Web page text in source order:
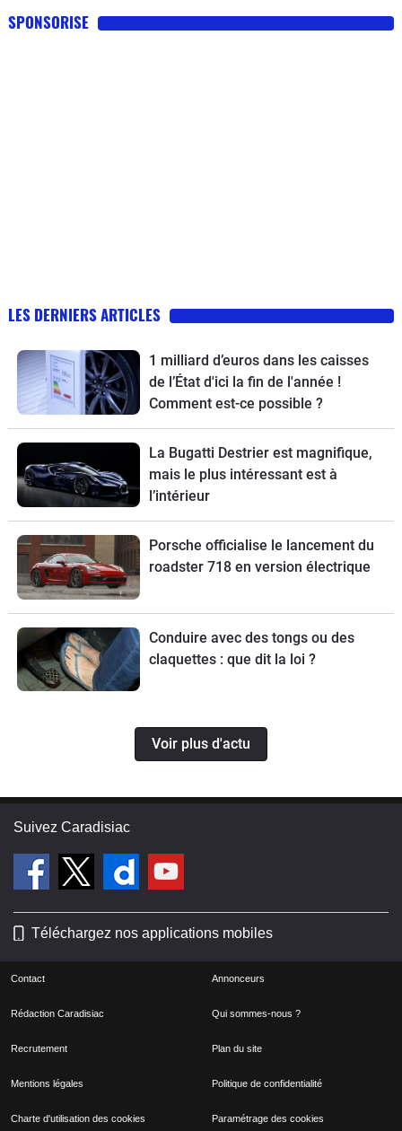
SPONSORISE
LES DERNIERS ARTICLES
1 milliard d’euros dans les caisses
de l’État d'ici la fin de l'année !
Comment est-ce possible ?
La Bugatti Destrier est magnifique,
mais le plus intéressant est à
l’intérieur
Porsche officialise le lancement du
roadster 718 en version électrique
Conduire avec des tongs ou des
claquettes : que dit la loi ?
Voir plus d'actu
Suivez Caradisiac
Téléchargez nos applications mobiles
Contact Annonceurs
Rédaction Caradisiac Qui sommes-nous ?
Recrutement Plan du site
Mentions légales Politique de confidentialité
Charte d'utilisation des cookies Paramétrage des cookies